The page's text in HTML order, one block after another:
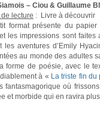
– Ciou & Guillaume
de lecture : Livre à découvrir
format présente du
les impressions sont faites
les aventures d’Emily
au monde des adultes
forme de poésie, avec le
à « La triste fin du
fantasmagorique où
et morbide qui en ravira plus